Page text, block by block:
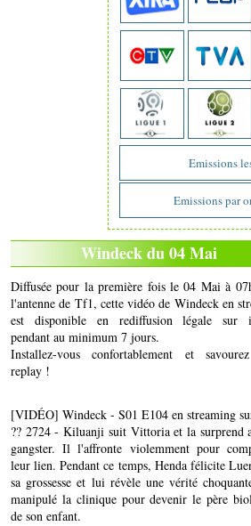
Emissions
Emissions par
Windeck du 04 Mai
Diffusée pour la première fois le 04 Mai à
l'antenne de Tf1, cette vidéo de Windeck en
est disponible en rediffusion légale sur
pendant au minimum 7 jours.
Installez-vous confortablement et
replay !
[VIDÉO] Windeck - S01 E104 en streaming
?? 2724 - Kiluanji suit Vittoria et la surprend
gangster. Il l'affronte violemment pour
leur lien. Pendant ce temps, Henda félicite
sa grossesse et lui révèle une vérité
manipulé la clinique pour devenir le père
de son enfant.